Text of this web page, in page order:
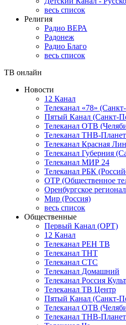
весь список
Религия
Радио ВЕРА
Радонеж
Радио Благо
весь список
ТВ онлайн
Новости
12 Канал
Телеканал «78»
Пятый Канал (Санкт-
Телеканал ОТВ
Телеканал ТНВ-
Телеканал Красная
Телеканал Губерния
Телеканал МИР 24
Телеканал РБК
ОТР (Общественное
Оренбургское
Мир (Россия)
весь список
Общественные
Первый Канал (ОРТ)
12 Канал
Телеканал РЕН ТВ
Телеканал ТНТ
Телеканал СТС
Телеканал Домашний
Телеканал Россия
Телеканал ТВ Центр
Пятый Канал (Санкт-
Телеканал ОТВ
Телеканал ТНВ-